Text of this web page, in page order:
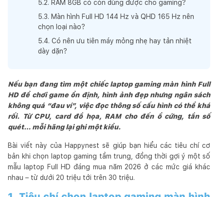
5.2. RAM 8GB có còn dùng được cho gaming?
5.3. Màn hình Full HD 144 Hz và QHD 165 Hz nên
chọn loại nào?
5.4. Có nên ưu tiên máy mỏng nhẹ hay tản nhiệt
dày dặn?
Nếu bạn đang tìm một chiếc laptop gaming màn hình Full
HD để chơi game ổn định, hình ảnh đẹp nhưng ngân sách
không quá “đau ví”, việc đọc thông số cấu hình có thể khá
rối. Từ CPU, card đồ họa, RAM cho đến ổ cứng, tần số
quét… mỗi hãng lại ghi một kiểu.
Bài viết này của Happynest sẽ giúp bạn hiểu các tiêu chí cơ
bản khi chọn laptop gaming tầm trung, đồng thời gợi ý một số
mẫu laptop Full HD đáng mua năm 2026 ở các mức giá khác
nhau – từ dưới 20 triệu tới trên 30 triệu.